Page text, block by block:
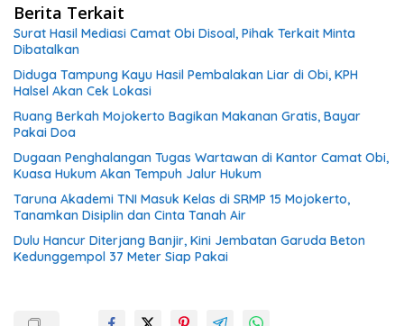
Berita Terkait
Surat Hasil Mediasi Camat Obi Disoal, Pihak Terkait Minta
Dibatalkan
Diduga Tampung Kayu Hasil Pembalakan Liar di Obi, KPH
Halsel Akan Cek Lokasi
Ruang Berkah Mojokerto Bagikan Makanan Gratis, Bayar
Pakai Doa
Dugaan Penghalangan Tugas Wartawan di Kantor Camat Obi,
Kuasa Hukum Akan Tempuh Jalur Hukum
Taruna Akademi TNI Masuk Kelas di SRMP 15 Mojokerto,
Tanamkan Disiplin dan Cinta Tanah Air
Dulu Hancur Diterjang Banjir, Kini Jembatan Garuda Beton
Kedunggempol 37 Meter Siap Pakai